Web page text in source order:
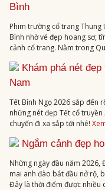
Bình
Phim trường cổ trang Thung
Bình nhờ vẻ đẹp hoang sơ,
cảnh cổ trang. Nằm trong
Khám phá nét
Nam
Tết Bính Ngọ 2026 sắp đến
những nét đẹp Tết cổ
chuyến đi xa sắp tới nhé!
Ngắm cảnh đẹp
Những ngày đầu năm 2026,
mai anh đào bắt đầu nở rộ,
Đây là thời điểm được nhiều